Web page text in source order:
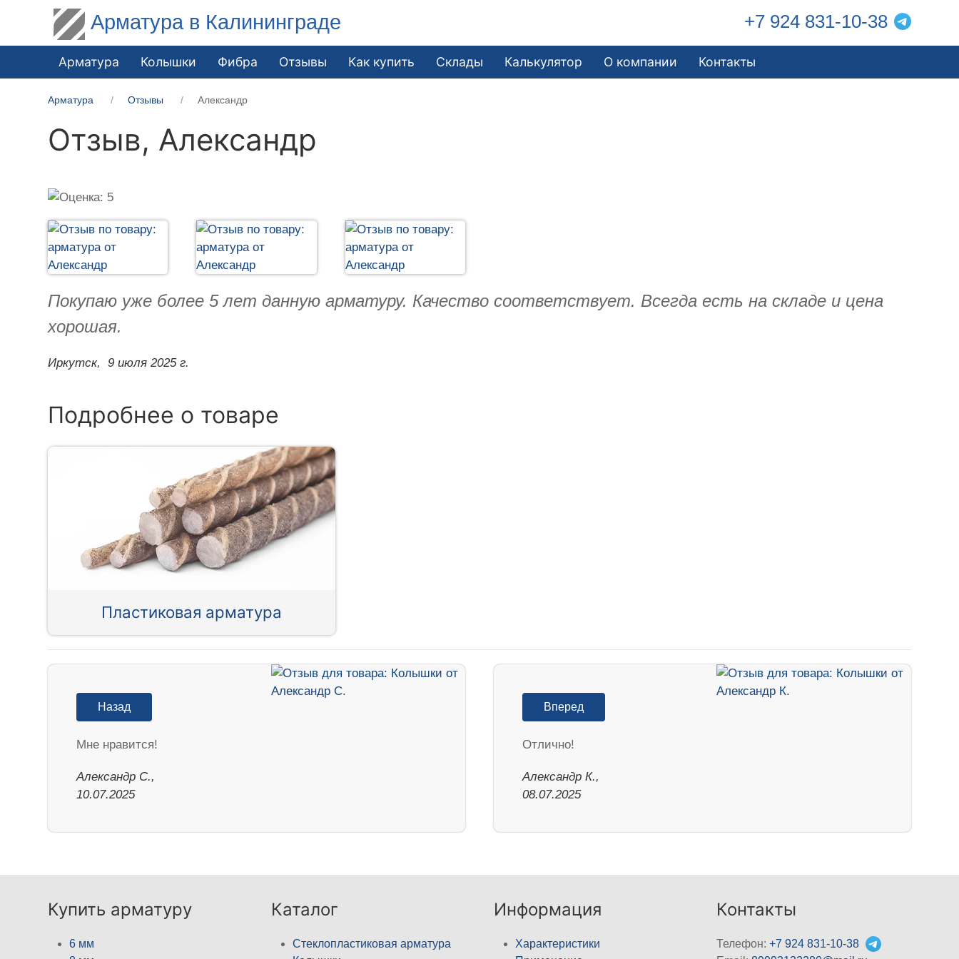
Арматура в Калининграде +7 924 831-10-38
Арматура Колышки Фибра Отзывы Как купить Склады Калькулятор О компании Контакты
Арматура Отзывы Александр
Отзыв, Александр
Покупаю уже более 5 лет данную арматуру. Качество соответствует. Всегда есть на складе и цена
хорошая.
Иркутск, 9 июля 2025 г.
Подробнее о товаре
Пластиковая арматура
Назад
Мне нравится!
Александр С.,
10.07.2025
Вперед
Отлично!
Александр К.,
08.07.2025
Купить арматуру
6 мм
Каталог
Стеклопластиковая арматура
Информация
Характеристики
Контакты
Телефон:+7 924 831-10-38